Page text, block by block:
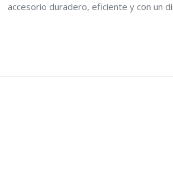
accesorio duradero, eficiente y con un